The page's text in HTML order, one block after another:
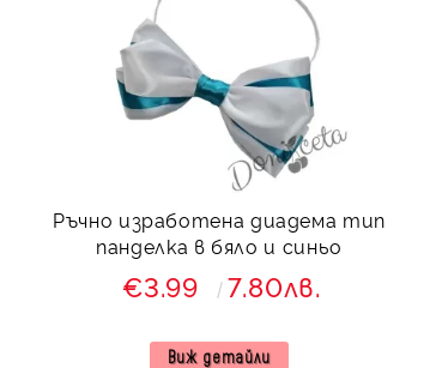
Ръчно изработена диадема тип
панделка в бяло и синьо
€3.99 7.80лв.
Виж детайли